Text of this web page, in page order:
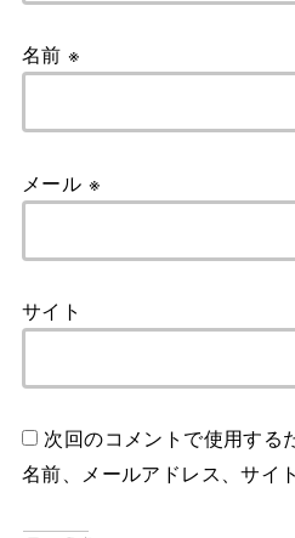
名前※
メール ※
サイト
次回のコメントで使用する
名前、メールアドレス、サイ